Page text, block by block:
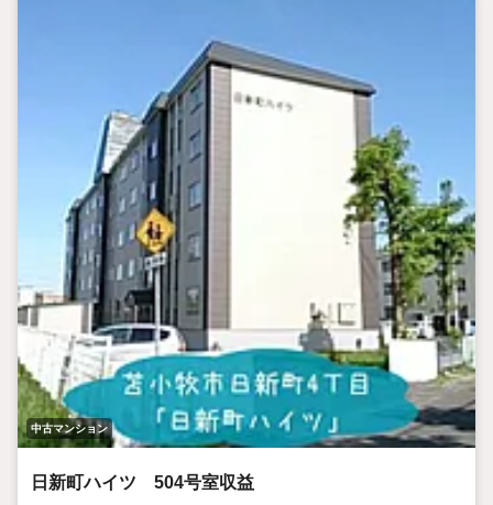
中古マンション
日新町ハイツ 504号室収益